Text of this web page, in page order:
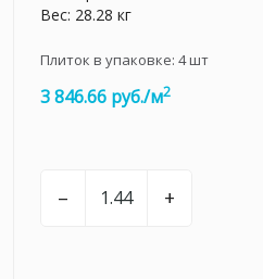
Вес: 28.28 кг
Плиток в упаковке: 4шт
3 846.66 руб./м2
– +